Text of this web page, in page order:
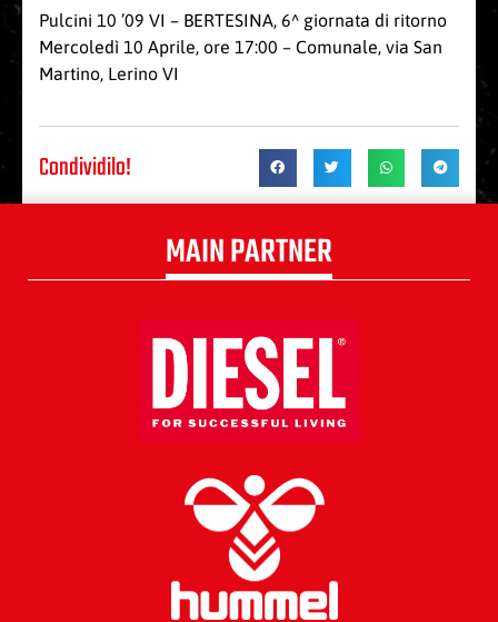
Pulcini 10 ’09 VI – BERTESINA, 6^ giornata di ritorno
Mercoledì 10 Aprile, ore 17:00 – Comunale, via San
Martino, Lerino VI
Condividilo!
MAIN PARTNER